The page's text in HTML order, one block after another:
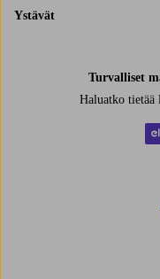
Ystävät
Turvalliset
Haluatko tietää